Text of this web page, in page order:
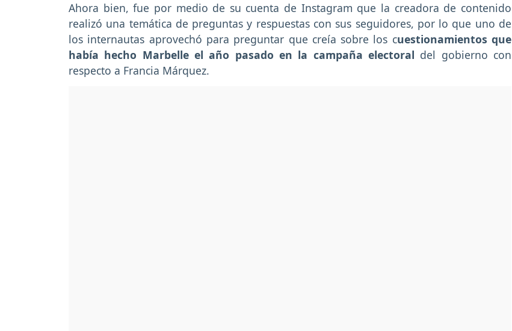
Ahora bien, fue por medio de su cuenta de Instagram que la creadora de contenido
realizó una temática de preguntas y respuestas con sus seguidores, por lo que uno de
los internautas aprovechó para preguntar que creía sobre los cuestionamientos que
había hecho Marbelle el año pasado en la campaña electoral del gobierno con
respecto a Francia Márquez.